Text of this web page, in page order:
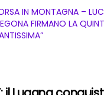
IN MONTAGNA –
FIRMANO LA